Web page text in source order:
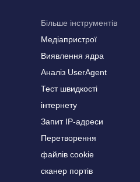
Більше інструментів
Медіапристрої
Виявлення ядра
Аналіз UserAgent
Тест швидкості
інтернету
Запит IP-адреси
Перетворення
файлів cookie
сканер портів